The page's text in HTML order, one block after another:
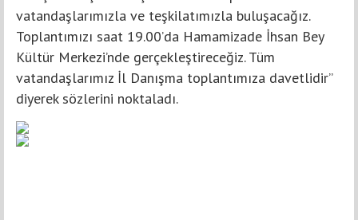
vatandaşlarımızla ve teşkilatımızla buluşacağız.
Toplantımızı saat 19.00’da Hamamizade İhsan Bey
Kültür Merkezi’nde gerçekleştireceğiz. Tüm
vatandaşlarımız İl Danışma toplantımıza davetlidir”
diyerek sözlerini noktaladı.